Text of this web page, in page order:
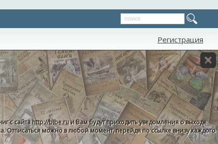
Регистрация
с сайтаhttp://bibe.ruи Вам будут приходить уведомления о выходе
Отписаться можно в любой момент, перейдя по ссылке внизу каждого